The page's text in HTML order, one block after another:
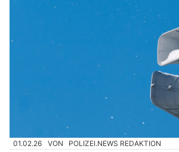
01.02.26 VON POLIZEI.NEWS REDAKTION